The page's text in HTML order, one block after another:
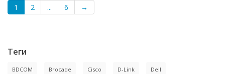
1 2 ... 6 →
Теги
BDCOM Brocade Cisco D-Link Dell